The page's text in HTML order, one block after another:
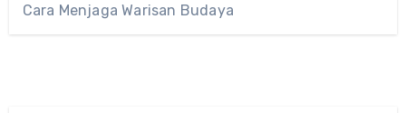
Cara Menjaga Warisan Budaya